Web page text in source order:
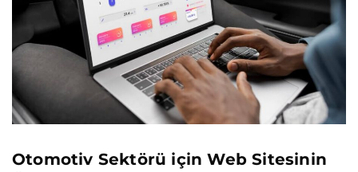
Otomotiv Sektörü için Web Sitesinin